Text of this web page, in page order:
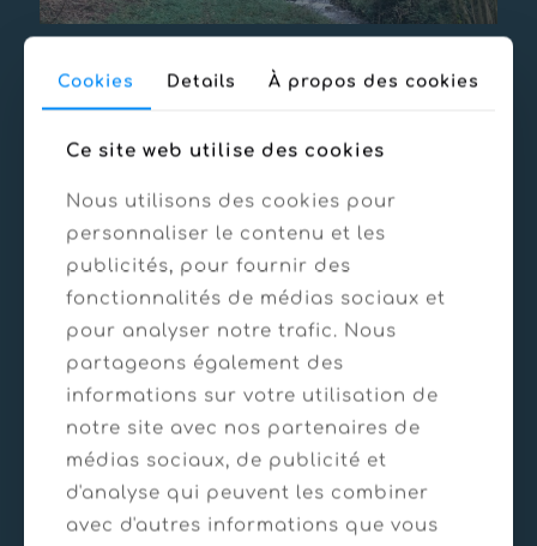
Cookies Details À propos des cookies
Ce site web utilise des cookies
Nous utilisons des cookies pour
personnaliser le contenu et les
publicités, pour fournir des
fonctionnalités de médias sociaux et
pour analyser notre trafic. Nous
partageons également des
informations sur votre utilisation de
notre site avec nos partenaires de
médias sociaux, de publicité et
d'analyse qui peuvent les combiner
avec d'autres informations que vous